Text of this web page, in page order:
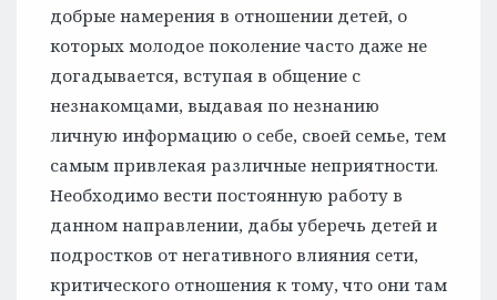
добрые намерения в отношении детей, о
которых молодое поколение часто даже не
догадывается, вступая в общение с
незнакомцами, выдавая по незнанию
личную информацию о себе, своей семье, тем
самым привлекая различные неприятности.
Необходимо вести постоянную работу в
данном направлении, дабы уберечь детей и
подростков от негативного влияния сети,
критического отношения к тому, что они там